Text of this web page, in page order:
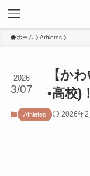
ホーム Athletes
【か
•高校)
2026
3/07
Athletes 2026年2